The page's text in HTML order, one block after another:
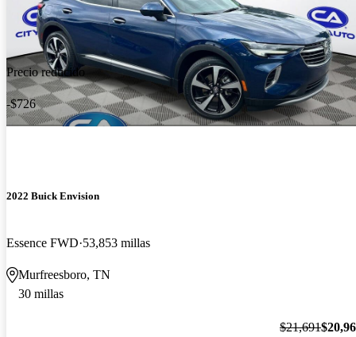
Precio reducido
-$726
2022 Buick Envision
Essence FWD 53,853 millas
Murfreesboro, TN
30 millas
$21,691